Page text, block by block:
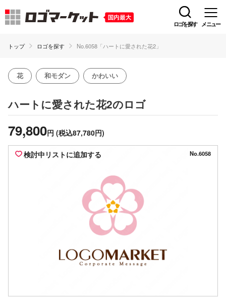
ロゴを探す メニュー
トップ ロゴを探す No.6058「ハートに愛された花2」
花 和モダン かわいい
ハートに愛された花2のロゴ
79,800円 (税込87,780円)
検討中リストに追加する No.6058